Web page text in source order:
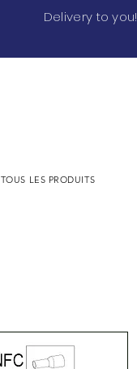
Delivery to you!
TOUS LES PRODUITS